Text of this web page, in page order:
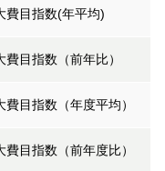
費目指数(年平均)
目指数（前年比）
目指数（年度平均）
目指数（前年度比）